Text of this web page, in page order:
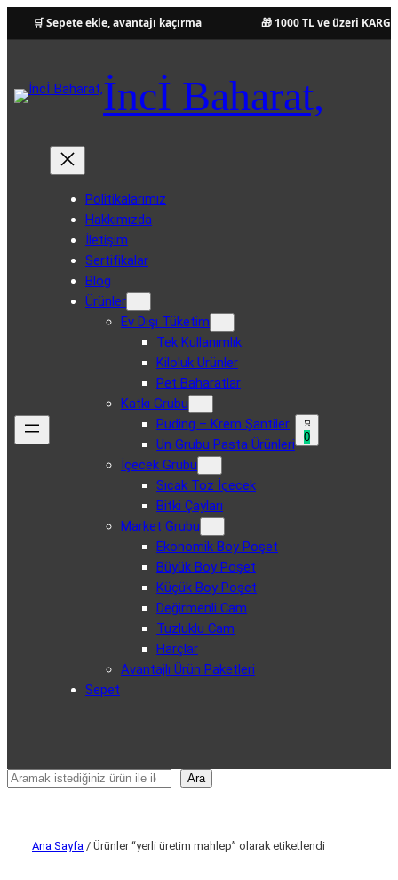
🛒 Sepete ekle, avantajı kaçırma 🎁 1000 TL ve üzeri KARGO
İncİ Baharat,
Politikalarımız
Hakkımızda
İletişim
Sertifikalar
Blog
Ürünler
Ev Dışı Tüketim
Tek Kullanımlık
Kiloluk Ürünler
Pet Baharatlar
Katkı Grubu
Puding – Krem Şantiler
Un Grubu Pasta Ürünleri
İçecek Grubu
Sıcak Toz İçecek
Bitki Çayları
Market Grubu
Ekonomik Boy Poşet
Büyük Boy Poşet
Küçük Boy Poşet
Değirmenli Cam
Tuzluklu Cam
Harçlar
Avantajlı Ürün Paketleri
Sepet
0
Ara Ara
Ana Sayfa / Ürünler “yerli üretim mahlep” olarak etiketlendi